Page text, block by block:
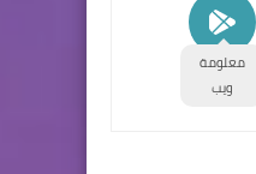
معلومة
ويب